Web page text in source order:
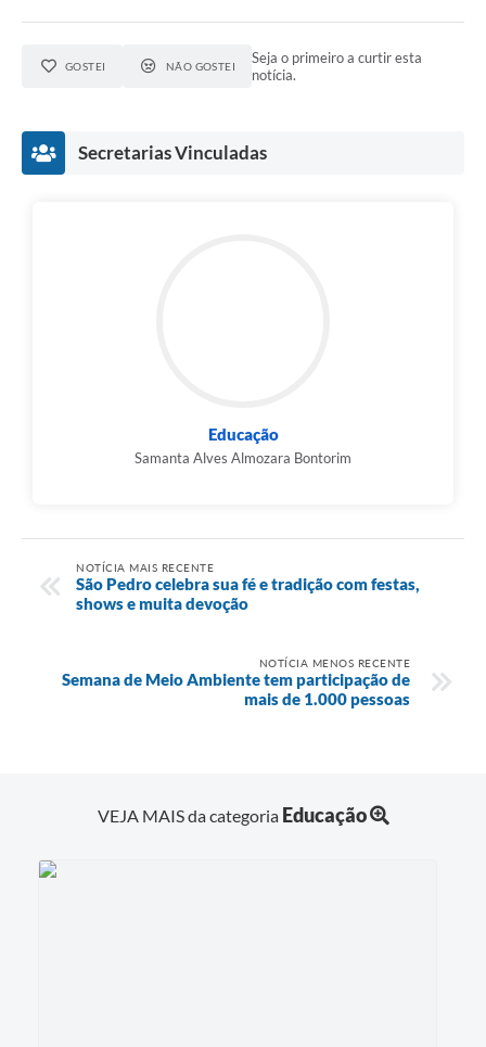
GOSTEI NÃO GOSTEI
Seja o primeiro a curtir esta
notícia.
Secretarias Vinculadas
Educação
Samanta Alves Almozara Bontorim
NOTÍCIA MAIS RECENTE
São Pedro celebra sua fé e tradição com festas,
shows e muita devoção
NOTÍCIA MENOS RECENTE
Semana de Meio Ambiente tem participação de
mais de 1.000 pessoas
VEJA MAIS da categoria Educação